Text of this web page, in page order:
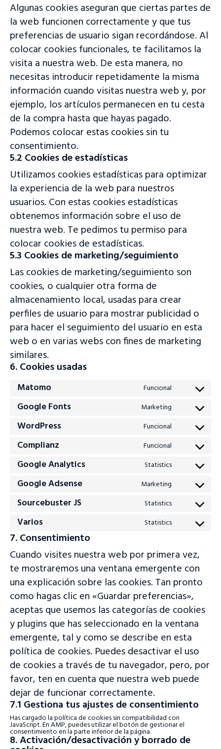
Algunas cookies aseguran que ciertas partes de
la web funcionen correctamente y que tus
preferencias de usuario sigan recordándose. Al
colocar cookies funcionales, te facilitamos la
visita a nuestra web. De esta manera, no
necesitas introducir repetidamente la misma
información cuando visitas nuestra web y, por
ejemplo, los artículos permanecen en tu cesta
de la compra hasta que hayas pagado.
Podemos colocar estas cookies sin tu
consentimiento.
5.2 Cookies de estadísticas
Utilizamos cookies estadísticas para optimizar
la experiencia de la web para nuestros
usuarios. Con estas cookies estadísticas
obtenemos información sobre el uso de
nuestra web. Te pedimos tu permiso para
colocar cookies de estadísticas.
5.3 Cookies de marketing/seguimiento
Las cookies de marketing/seguimiento son
cookies, o cualquier otra forma de
almacenamiento local, usadas para crear
perfiles de usuario para mostrar publicidad o
para hacer el seguimiento del usuario en esta
web o en varias webs con fines de marketing
similares.
6. Cookies usadas
Matomo Funcional Consent
service
matomo
Google Fonts Marketing Consent
service
google-
WordPress Funcional Consent
service
wordpress
Complianz Funcional Consent
service
complianz
Google Analytics Statistics Consent
service
google-
Google Adsense Marketing Consent
service
google-
Sourcebuster JS Statistics Consent
service
sourcebuster-
Varios Statistics Consent
7. Consentimiento
Cuando visites nuestra web por primera vez,
te mostraremos una ventana emergente con
una explicación sobre las cookies. Tan pronto
como hagas clic en «Guardar preferencias»,
aceptas que usemos las categorías de cookies
y plugins que has seleccionado en la ventana
emergente, tal y como se describe en esta
política de cookies. Puedes desactivar el uso
de cookies a través de tu navegador, pero, por
favor, ten en cuenta que nuestra web puede
dejar de funcionar correctamente.
7.1 Gestiona tus ajustes de consentimiento
Has cargado la política de cookies sin compatibilidad con
JavaScript. En AMP, puedes utilizar el botón de gestionar el
consentimiento en la parte inferior de la página.
8. Activación/desactivación y borrado de